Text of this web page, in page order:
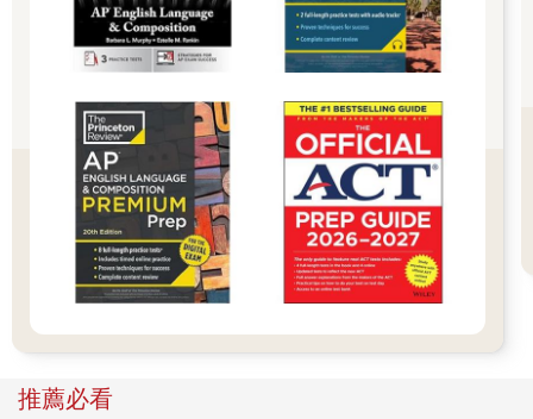
推薦必看